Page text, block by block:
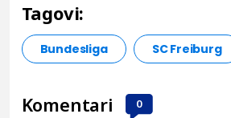
Tagovi:
Bundesliga SC Freiburg
Komentari 0